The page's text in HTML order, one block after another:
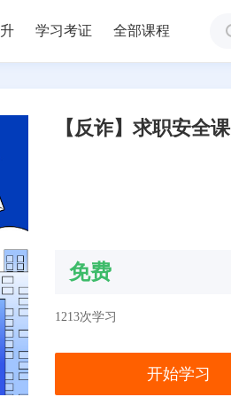
学习考证 全部课程
【反诈】求职安全课
免费
1213次学习
开始学习